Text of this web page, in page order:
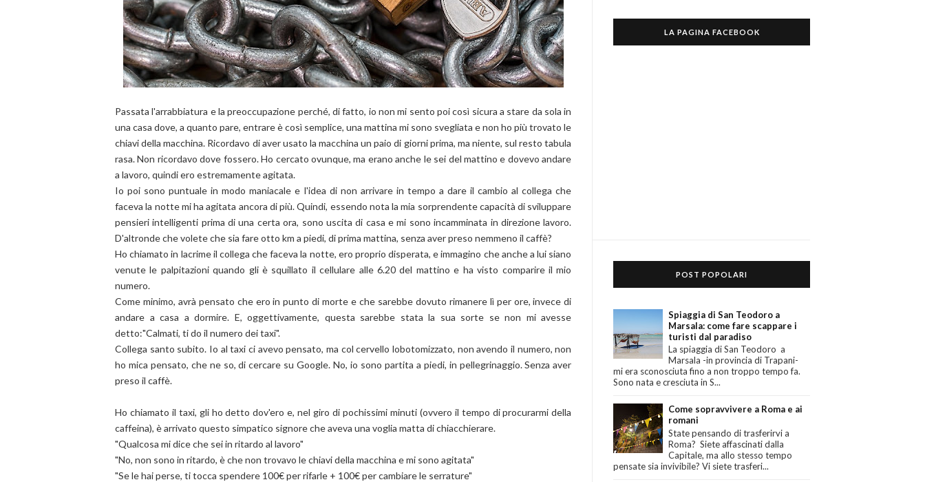
Passata l'arrabbiatura e la preoccupazione perché, di fatto, io non mi sento poi così sicura a stare da sola in
una casa dove, a quanto pare, entrare è così semplice, una mattina mi sono svegliata e non ho più trovato le
chiavi della macchina. Ricordavo di aver usato la macchina un paio di giorni prima, ma niente, sul resto tabula
rasa. Non ricordavo dove fossero. Ho cercato ovunque, ma erano anche le sei del mattino e dovevo andare
a lavoro, quindi ero estremamente agitata.
Io poi sono puntuale in modo maniacale e l'idea di non arrivare in tempo a dare il cambio al collega che
faceva la notte mi ha agitata ancora di più. Quindi, essendo nota la mia sorprendente capacità di sviluppare
pensieri intelligenti prima di una certa ora, sono uscita di casa e mi sono incamminata in direzione lavoro.
D'altronde che volete che sia fare otto km a piedi, di prima mattina, senza aver preso nemmeno il caffè?
Ho chiamato in lacrime il collega che faceva la notte, ero proprio disperata, e immagino che anche a lui siano
venute le palpitazioni quando gli è squillato il cellulare alle 6.20 del mattino e ha visto comparire il mio
numero.
Come minimo, avrà pensato che ero in punto di morte e che sarebbe dovuto rimanere lì per ore, invece di
andare a casa a dormire. E, oggettivamente, questa sarebbe stata la sua sorte se non mi avesse
detto:"Calmati, ti do il numero dei taxi".
Collega santo subito. Io al taxi ci avevo pensato, ma col cervello lobotomizzato, non avendo il numero, non
ho mica pensato, che ne so, di cercare su Google. No, io sono partita a piedi, in pellegrinaggio. Senza aver
preso il caffè.
Ho chiamato il taxi, gli ho detto dov'ero e, nel giro di pochissimi minuti (ovvero il tempo di procurarmi della
caffeina), è arrivato questo simpatico signore che aveva una voglia matta di chiacchierare.
"Qualcosa mi dice che sei in ritardo al lavoro"
"No, non sono in ritardo, è che non trovavo le chiavi della macchina e mi sono agitata"
"Se le hai perse, ti tocca spendere 100€ per rifarle + 100€ per cambiare le serrature"
LA PAGINA FACEBOOK
POST POPOLARI
Spiaggia di San Teodoro a
Marsala: come fare scappare i
turisti dal paradiso
La spiaggia di San Teodoro a
Marsala -in provincia di Trapani-
mi era sconosciuta fino a non troppo tempo fa.
Sono nata e cresciuta in S...
Come sopravvivere a Roma e ai
romani
State pensando di trasferirvi a
Roma? Siete affascinati dalla
Capitale, ma allo stesso tempo
pensate sia invivibile? Vi siete trasferi...